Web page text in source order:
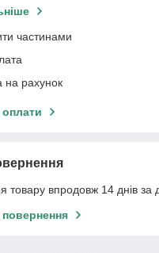
частинами
на рахунок
товару впродовж 14 днів за